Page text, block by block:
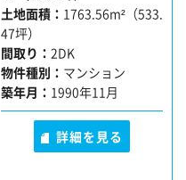
土地面積
1763.56m²（533.
47坪）
間取り
2DK
物件種別
マンション
築年月
1990年11月
詳細を見る